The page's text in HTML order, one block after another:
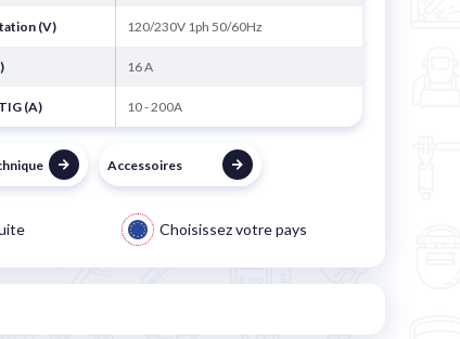
(V) 120/230V 1ph 50/60Hz
16 A
(A) 10 - 200A
Accessoires
Choisissez votre pays